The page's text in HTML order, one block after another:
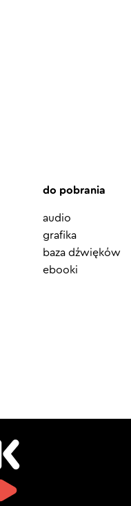
do pobrania
audio
grafika
baza dźwięków
ebooki